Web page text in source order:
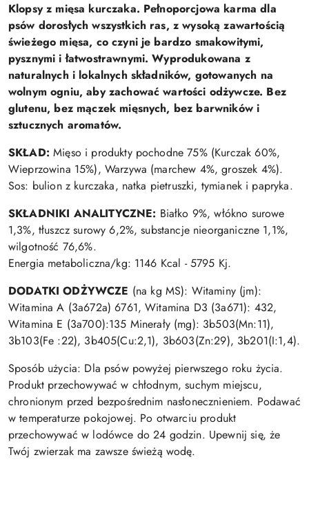
Klopsy z mięsa kurczaka. Pełnoporcjowa karma dla
psów dorosłych wszystkich ras, z wysoką zawartością
świeżego mięsa, co czyni je bardzo smakowitymi,
pysznymi i łatwostrawnymi. Wyprodukowana z
naturalnych i lokalnych składników, gotowanych na
wolnym ogniu, aby zachować wartości odżywcze. Bez
glutenu, bez mączek mięsnych, bez barwników i
sztucznych aromatów.
SKŁAD: Mięso i produkty pochodne 75% (Kurczak 60%,
Wieprzowina 15%), Warzywa (marchew 4%, groszek 4%).
Sos: bulion z kurczaka, natka pietruszki, tymianek i papryka.
SKŁADNIKI ANALITYCZNE: Białko 9%, włókno surowe
1,3%, tłuszcz surowy 6,2%, substancje nieorganiczne 1,1%,
wilgotność 76,6%.
Energia metaboliczna/kg: 1146 Kcal - 5795 Kj.
DODATKI ODŻYWCZE (na kg MS): Witaminy (jm):
Witamina A (3a672a) 6761, Witamina D3 (3a671): 432,
Witamina E (3a700):135 Minerały (mg): 3b503(Mn:11),
3b103(Fe :22), 3b405(Cu:2,1), 3b603(Zn:29), 3b201(I:1,4).
Sposób użycia: Dla psów powyżej pierwszego roku życia.
Produkt przechowywać w chłodnym, suchym miejscu,
chronionym przed bezpośrednim nasłonecznieniem. Podawać
w temperaturze pokojowej. Po otwarciu produkt
przechowywać w lodówce do 24 godzin. Upewnij się, że
Twój zwierzak ma zawsze świeżą wodę.